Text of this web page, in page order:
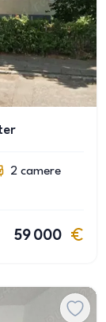
2 camere
59 000